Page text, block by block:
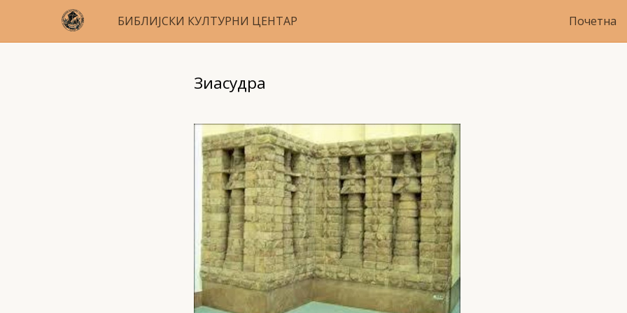
БИБЛИЈСКИ КУЛТУРНИ ЦЕНТАР Почетна
Зиасудра